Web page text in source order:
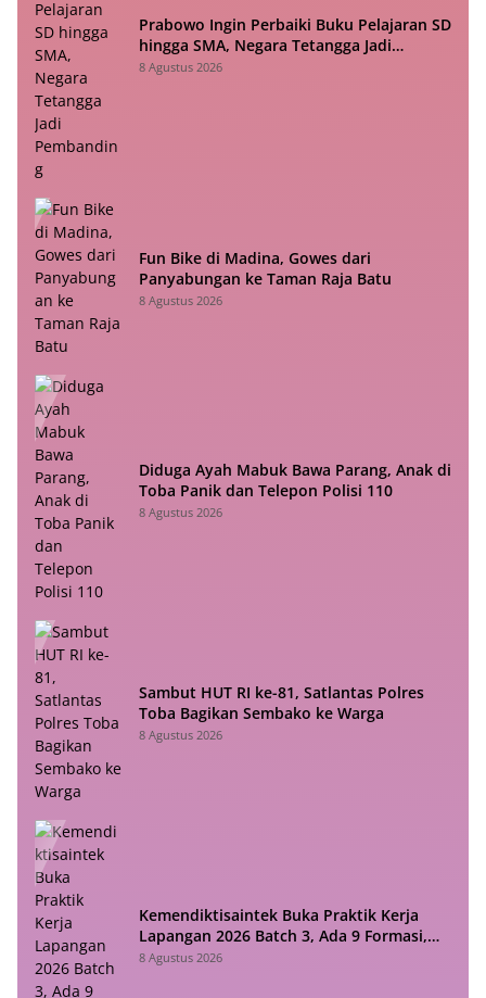
Prabowo Ingin Perbaiki Buku Pelajaran SD
hingga SMA, Negara Tetangga Jadi
Pembanding
8 Agustus 2026
Fun Bike di Madina, Gowes dari
Panyabungan ke Taman Raja Batu
8 Agustus 2026
Diduga Ayah Mabuk Bawa Parang, Anak di
Toba Panik dan Telepon Polisi 110
8 Agustus 2026
Sambut HUT RI ke-81, Satlantas Polres
Toba Bagikan Sembako ke Warga
8 Agustus 2026
Kemendiktisaintek Buka Praktik Kerja
Lapangan 2026 Batch 3, Ada 9 Formasi,
Cek di Sini!
8 Agustus 2026